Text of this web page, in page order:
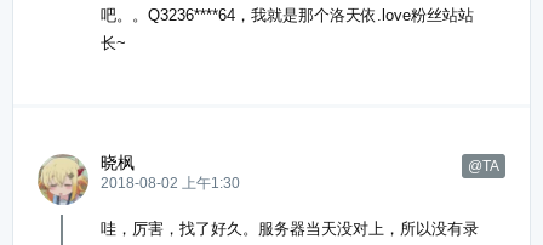
吧。。Q3236****64，我就是那个洛天依.love粉丝站站
长~
晓枫
@TA
2018-08-02 上午1:30
哇，厉害，找了好久。服务器当天没对上，所以没有录